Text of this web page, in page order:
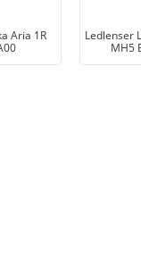
Aria 1R
Ledlenser
MH5